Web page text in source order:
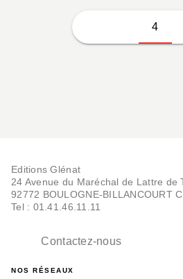
4
Editions Glénat
24 Avenue du Maréchal de Lattre de
92772 BOULOGNE-BILLANCOURT
Tel : 01.41.46.11.11
Contactez-nous
NOS RÉSEAUX